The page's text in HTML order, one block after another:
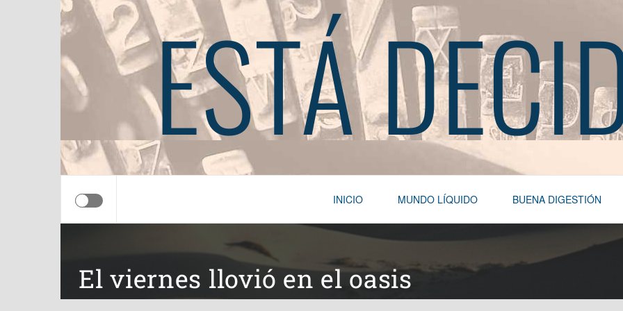
ESTÁ
INICIO MUNDO LÍQUIDO BUENA DIGESTIÓN
El viernes llovió en el oasis